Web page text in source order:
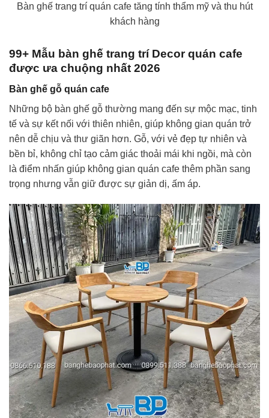
Bàn ghế trang trí quán cafe tăng tính thẩm mỹ và thu hút
khách hàng
99+ Mẫu bàn ghế trang trí Decor quán cafe
được ưa chuộng nhất 2026
Bàn ghế gỗ quán cafe
Những bộ bàn ghế gỗ thường mang đến sự mộc mạc, tinh
tế và sự kết nối với thiên nhiên, giúp không gian quán trở
nên dễ chịu và thư giãn hơn. Gỗ, với vẻ đẹp tự nhiên và
bền bỉ, không chỉ tạo cảm giác thoải mái khi ngồi, mà còn
là điểm nhấn giúp không gian quán cafe thêm phần sang
trọng nhưng vẫn giữ được sự giản dị, ấm áp.